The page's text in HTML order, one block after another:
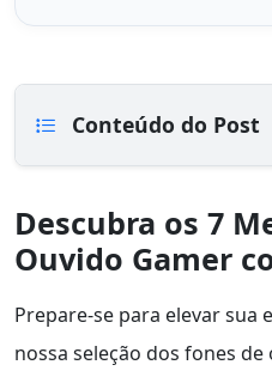
Conteúdo do Post
Descubra os 7
Ouvido Gamer
Prepare-se para elevar sua
nossa seleção dos fones